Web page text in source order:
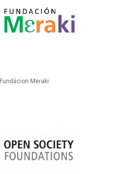
Fundácion Meraki